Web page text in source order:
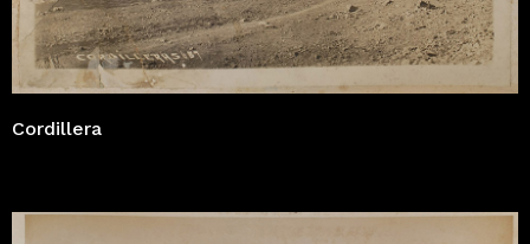
Cordillera